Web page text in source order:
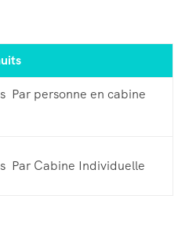
Par personne en cabine
Par Cabine Individuelle